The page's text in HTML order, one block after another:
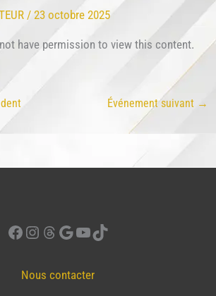
/23 octobre 2025
have permission to view this content.
Événement suivant →
Facebook
Instagram
Threads
Google
YouTube
TikTok
Nous contacter